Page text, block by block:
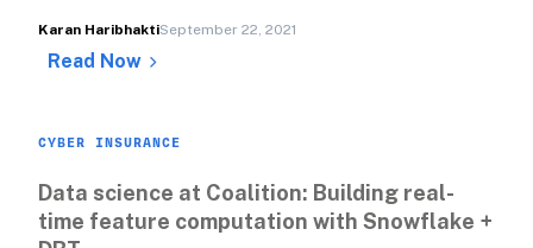
Karan HaribhaktiSeptember 22, 2021
Read Now
CYBER INSURANCE
Data science at Coalition: Building real-
time feature computation with Snowflake +